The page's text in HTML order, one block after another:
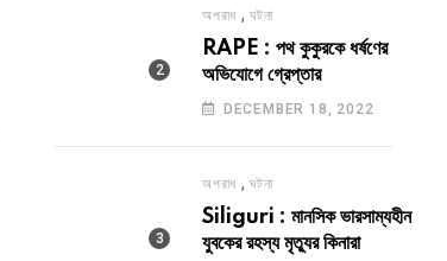
অপরাধ ,ঘটনা
RAPE : পথ কুকুরকে ধর্ষণের
অভিযোগে গ্রেপ্তার
DECEMBER 18, 2022
অপরাধ ,ঘটনা
Siliguri : মানসিক ভারসাম্যহীন
যুবকের রহস্য মৃত্যুর কিনারা